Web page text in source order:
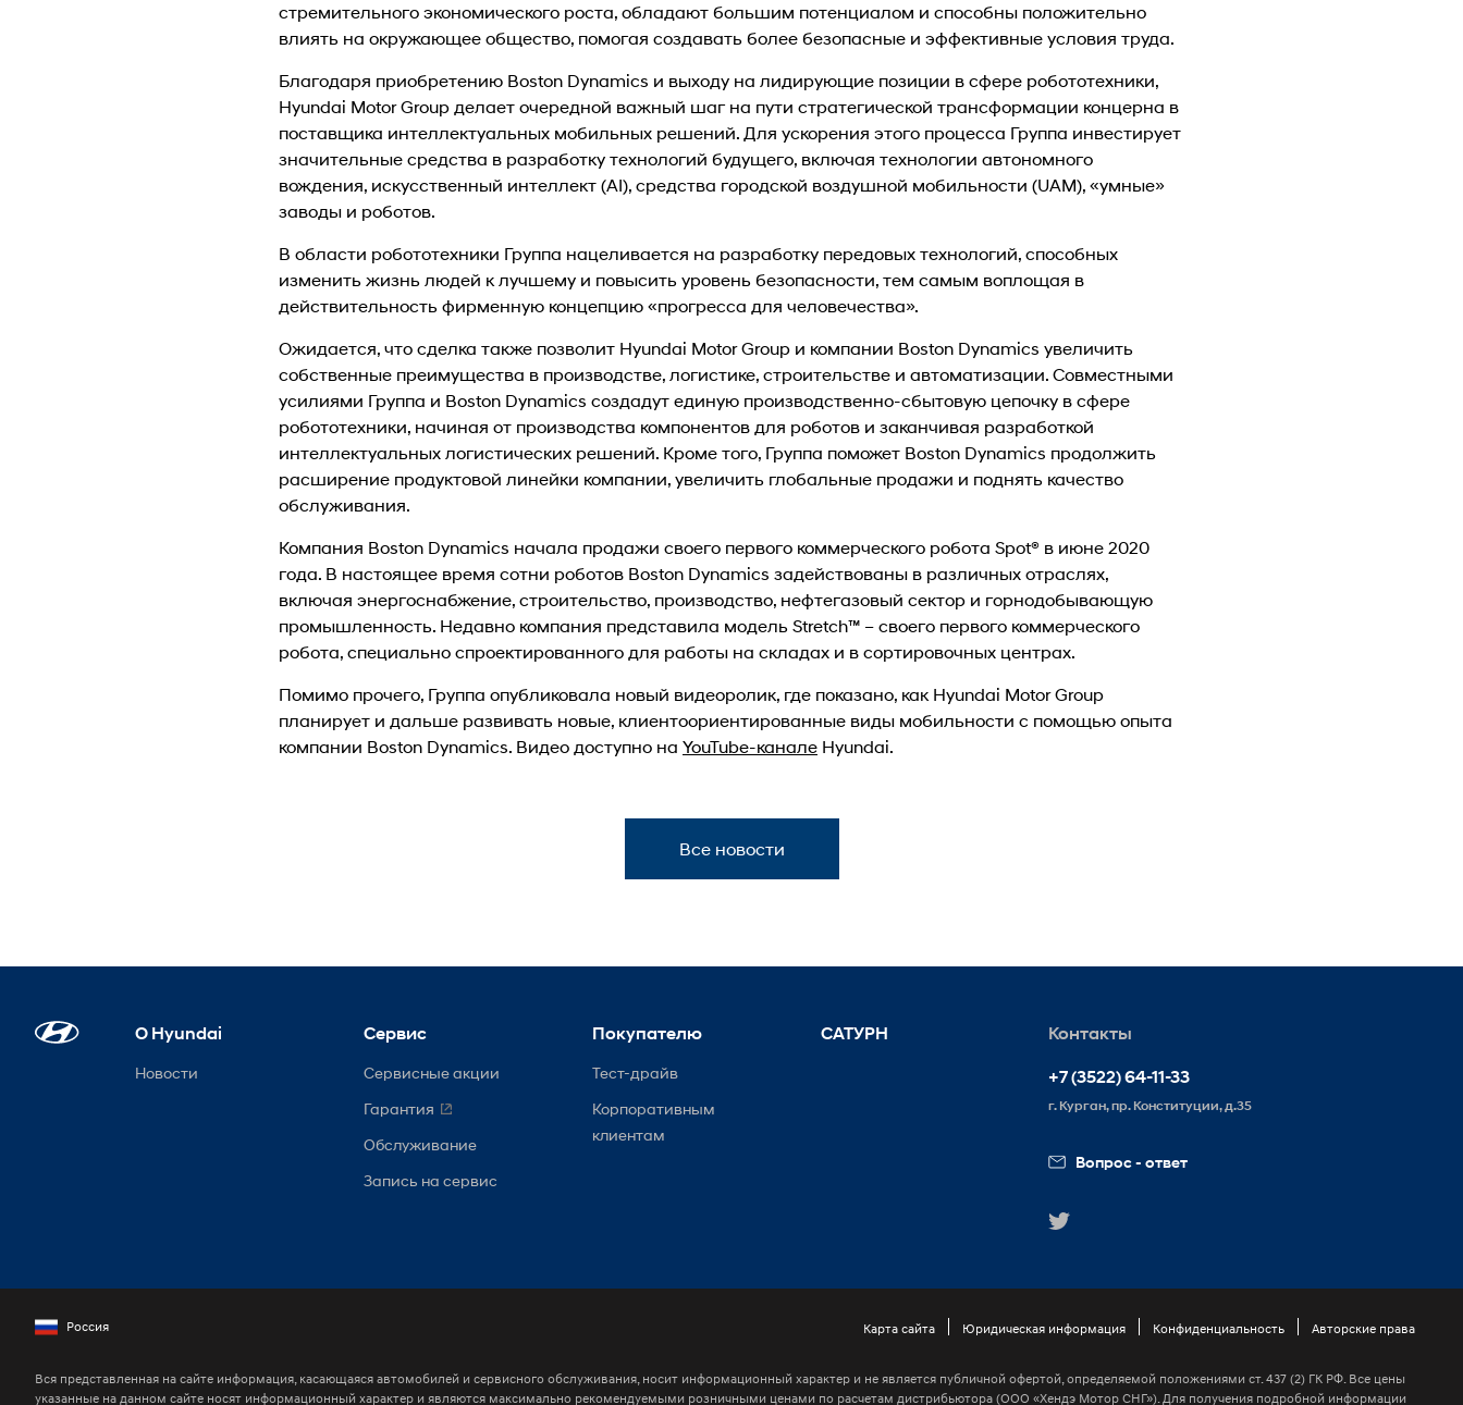
стремительного экономического роста, обладают большим потенциалом и способны положительно
влиять на окружающее общество, помогая создавать более безопасные и эффективные условия труда.
Благодаря приобретению Boston Dynamics и выходу на лидирующие позиции в сфере робототехники,
Hyundai Motor Group делает очередной важный шаг на пути стратегической трансформации концерна в
поставщика интеллектуальных мобильных решений. Для ускорения этого процесса Группа инвестирует
значительные средства в разработку технологий будущего, включая технологии автономного
вождения, искусственный интеллект (AI), средства городской воздушной мобильности (UAM), «умные»
заводы и роботов.
В области робототехники Группа нацеливается на разработку передовых технологий, способных
изменить жизнь людей к лучшему и повысить уровень безопасности, тем самым воплощая в
действительность фирменную концепцию «прогресса для человечества».
Ожидается, что сделка также позволит Hyundai Motor Group и компании Boston Dynamics увеличить
собственные преимущества в производстве, логистике, строительстве и автоматизации. Совместными
усилиями Группа и Boston Dynamics создадут единую производственно-сбытовую цепочку в сфере
робототехники, начиная от производства компонентов для роботов и заканчивая разработкой
интеллектуальных логистических решений. Кроме того, Группа поможет Boston Dynamics продолжить
расширение продуктовой линейки компании, увеличить глобальные продажи и поднять качество
обслуживания.
Компания Boston Dynamics начала продажи своего первого коммерческого робота Spot® в июне 2020
года. В настоящее время сотни роботов Boston Dynamics задействованы в различных отраслях,
включая энергоснабжение, строительство, производство, нефтегазовый сектор и горнодобывающую
промышленность. Недавно компания представила модель Stretch™ – своего первого коммерческого
робота, специально спроектированного для работы на складах и в сортировочных центрах.
Помимо прочего, Группа опубликовала новый видеоролик, где показано, как Hyundai Motor Group
планирует и дальше развивать новые, клиентоориентированные виды мобильности с помощью опыта
компании Boston Dynamics. Видео доступно на YouTube-канале Hyundai.
Все новости
О Hyundai
Новости
Сервис
Сервисные акции
Гарантия
Обслуживание
Запись на сервис
Покупателю
Тест-драйв
Корпоративным
клиентам
САТУРН Контакты
+7 (3522) 64-11-33
г. Курган, пр. Конституции, д.35
Вопрос - ответ
Россия Карта сайта Юридическая информация Конфиденциальность Авторские права
Вся представленная на сайте информация, касающаяся автомобилей и сервисного обслуживания, носит информационный характер и не является публичной офертой, определяемой положениями ст. 437 (2) ГК РФ. Все цены
указанные на данном сайте носят информационный характер и являются максимально рекомендуемыми розничными ценами по расчетам дистрибьютора (ООО «Хендэ Мотор СНГ»). Для получения подробной информации